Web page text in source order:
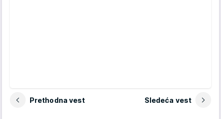
Prethodna vest Sledeća vest